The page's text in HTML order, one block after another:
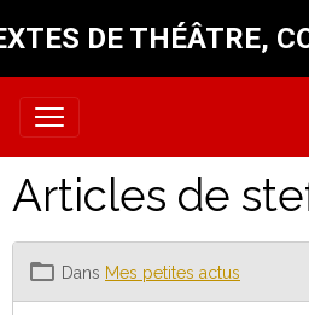
DE THÉÂTRE,
Articles de
Dans Mes petites actus